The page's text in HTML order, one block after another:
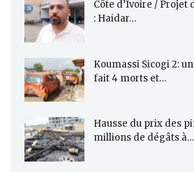
Côte d’Ivoire / Projet
: Haidar…
Koumassi Sicogi 2:
fait 4 morts et…
Hausse du prix des
millions de dégâts à…